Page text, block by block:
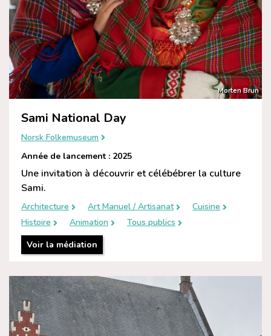
Morten Brun
Sami National Day
Norsk Folkemuseum
Année de lancement : 2025
Une invitation à découvrir et célébébrer la culture
Sami.
Architecture Art Manuel / Artisanat
Cuisine
Histoire
Animation
Tous publics
Voir la médiation